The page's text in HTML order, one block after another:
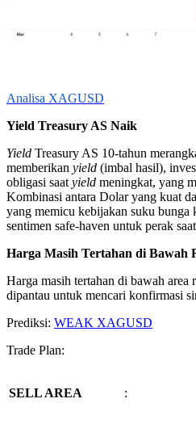
Analisa XAGUSD
Yield Treasury AS Naik
Yield Treasury AS 10-tahun
memberikan yield (imbal hasil),
obligasi saat yield meningkat, yang
Kombinasi antara Dolar yang kuat
yang memicu kebijakan suku bunga
sentimen safe-haven untuk perak
Harga Masih Tertahan di Bawah
Harga masih tertahan di bawah area
dipantau untuk mencari konfirmasi
Prediksi: WEAK XAGUSD
Trade Plan:
SELL AREA :